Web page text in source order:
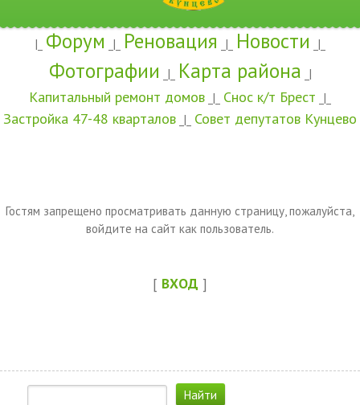
|_ Форум _|_ Реновация _|_ Новости _|_
Фотографии _|_ Карта района _|
Капитальный ремонт домов _|_ Снос к/т Брест _|_
Застройка 47-48 кварталов _|_ Совет депутатов Кунцево
Гостям запрещено просматривать данную страницу, пожалуйста,
войдите на сайт как пользователь.
[ ВХОД ]